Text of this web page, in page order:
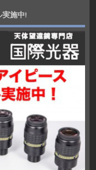
施中!